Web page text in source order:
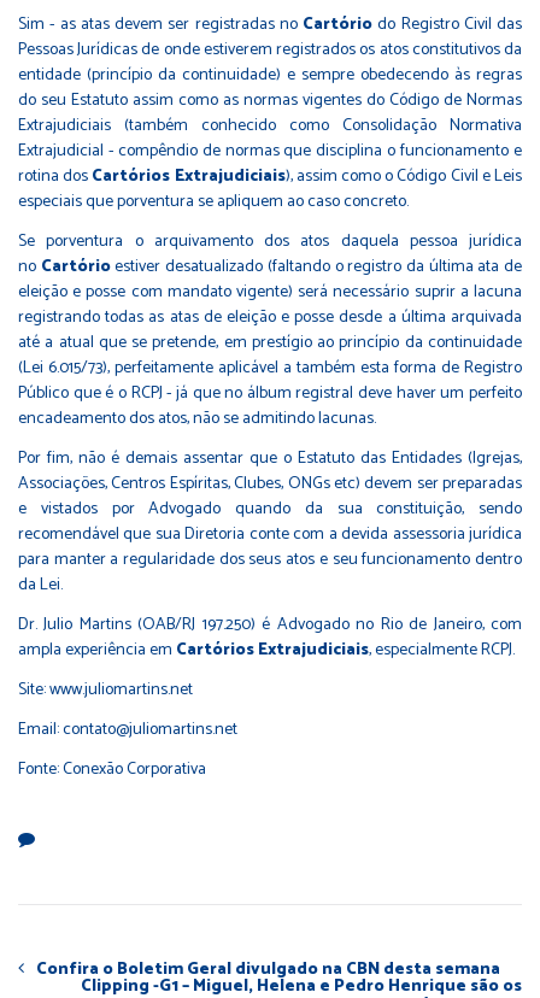
Sim - as atas devem ser registradas no Cartóriodo Registro Civil das
Pessoas Jurídicas de onde estiverem registrados os atos constitutivos da
entidade (princípio da continuidade) e sempre obedecendo às regras
do seu Estatuto assim como as normas vigentes do Código de Normas
Extrajudiciais (também conhecido como Consolidação Normativa
Extrajudicial - compêndio de normas que disciplina o funcionamento e
rotina dosCartórios Extrajudiciais), assim como o Código Civil e Leis
especiais que porventura se apliquem ao caso concreto.
Se porventura o arquivamento dos atos daquela pessoa jurídica
no Cartórioestiver desatualizado (faltando o registro da última ata de
eleição e posse com mandato vigente) será necessário suprir a lacuna
registrando todas as atas de eleição e posse desde a última arquivada
até a atual que se pretende, em prestígio ao princípio da continuidade
(Lei 6.015/73), perfeitamente aplicável a também esta forma de Registro
Público que é o RCPJ - já que no álbum registral deve haver um perfeito
encadeamento dos atos, não se admitindo lacunas.
Por fim, não é demais assentar que o Estatuto das Entidades (Igrejas,
Associações, Centros Espíritas, Clubes, ONGs etc) devem ser preparadas
e vistados por Advogado quando da sua constituição, sendo
recomendável que sua Diretoria conte com a devida assessoria jurídica
para manter a regularidade dos seus atos e seu funcionamento dentro
da Lei.
Dr. Julio Martins (OAB/RJ 197.250) é Advogado no Rio de Janeiro, com
ampla experiência em Cartórios Extrajudiciais, especialmente RCPJ.
Site: www.juliomartins.net
Email:contato@juliomartins.net
Fonte: Conexão Corporativa
Confira o Boletim Geral divulgado na CBN desta semana
Clipping -G1 – Miguel, Helena e Pedro Henrique são os